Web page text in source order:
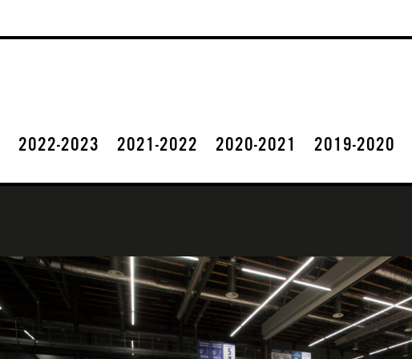
2022-2023 2021-2022 2020-2021 2019-2020